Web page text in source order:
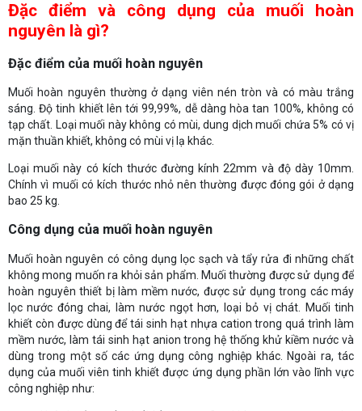
Đặc điểm và công dụng của muối hoàn
nguyên là gì?
Đặc điểm của muối hoàn nguyên
Muối hoàn nguyên thường ở dạng viên nén tròn và có màu trắng
sáng. Độ tinh khiết lên tới 99,99%, dễ dàng hòa tan 100%, không có
tạp chất. Loại muối này không có mùi, dung dịch muối chứa 5% có vị
mặn thuần khiết, không có mùi vị lạ khác.
Loại muối này có kích thước đường kính 22mm và độ dày 10mm.
Chính vì muối có kích thước nhỏ nên thường được đóng gói ở dạng
bao 25 kg.
Công dụng của muối hoàn nguyên
Muối hoàn nguyên có công dụng lọc sạch và tẩy rửa đi những chất
không mong muốn ra khỏi sản phẩm. Muối thường được sử dụng để
hoàn nguyên thiết bị làm mềm nước, được sử dụng trong các máy
lọc nước đóng chai, làm nước ngọt hơn, loại bỏ vị chát. Muối tinh
khiết còn được dùng để tái sinh hạt nhựa cation trong quá trình làm
mềm nước, làm tái sinh hạt anion trong hệ thống khử kiềm nước và
dùng trong một số các ứng dụng công nghiệp khác. Ngoài ra, tác
dụng của muối viên tinh khiết được ứng dụng phần lớn vào lĩnh vực
công nghiệp như: